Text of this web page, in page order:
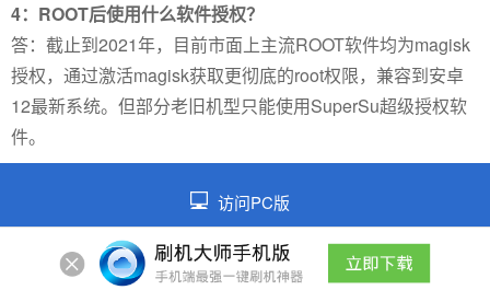
4：ROOT后使用什么软件授权？
答：截止到2021年，目前市面上主流ROOT软件均为magisk
授权，通过激活magisk获取更彻底的root权限，兼容到安卓
12最新系统。但部分老旧机型只能使用SuperSu超级授权软
件。
访问PC版
©2026 皖ICP备2021014026号